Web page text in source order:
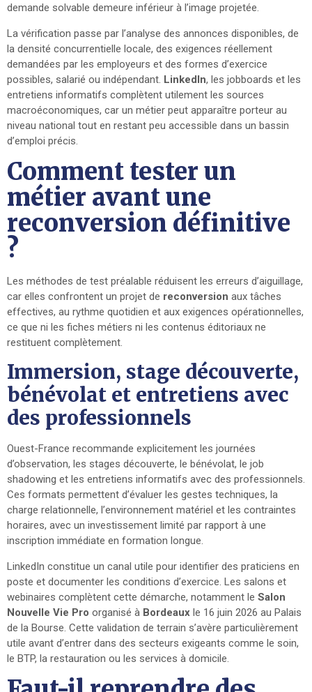
demande solvable demeure inférieur à l’image projetée.
La vérification passe par l’analyse des annonces disponibles, de
la densité concurrentielle locale, des exigences réellement
demandées par les employeurs et des formes d’exercice
possibles, salarié ou indépendant. LinkedIn, les jobboards et les
entretiens informatifs complètent utilement les sources
macroéconomiques, car un métier peut apparaître porteur au
niveau national tout en restant peu accessible dans un bassin
d’emploi précis.
Comment tester un
métier avant une
reconversion définitive
?
Les méthodes de test préalable réduisent les erreurs d’aiguillage,
car elles confrontent un projet de reconversion aux tâches
effectives, au rythme quotidien et aux exigences opérationnelles,
ce que ni les fiches métiers ni les contenus éditoriaux ne
restituent complètement.
Immersion, stage découverte,
bénévolat et entretiens avec
des professionnels
Ouest-France recommande explicitement les journées
d’observation, les stages découverte, le bénévolat, le job
shadowing et les entretiens informatifs avec des professionnels.
Ces formats permettent d’évaluer les gestes techniques, la
charge relationnelle, l’environnement matériel et les contraintes
horaires, avec un investissement limité par rapport à une
inscription immédiate en formation longue.
LinkedIn constitue un canal utile pour identifier des praticiens en
poste et documenter les conditions d’exercice. Les salons et
webinaires complètent cette démarche, notamment le Salon
Nouvelle Vie Pro organisé à Bordeaux le 16 juin 2026 au Palais
de la Bourse. Cette validation de terrain s’avère particulièrement
utile avant d’entrer dans des secteurs exigeants comme le soin,
le BTP, la restauration ou les services à domicile.